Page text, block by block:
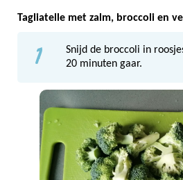
Tagliatelle met zalm, broccoli en
1
Snijd de broccoli in
20 minuten gaar.